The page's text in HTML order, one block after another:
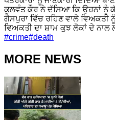
ਕੁਲਵੰਤ ਕੌਰ ਨੇ ਦੱਸਿਆ ਕਿ ਉਹਨਾਂ ਨੂੰ
ਗੈਸਪੁਰਾ ਵਿੱਚ ਰਹਿਣ ਵਾਲੇ ਵਿਅਕਤੀ
ਵਿਅਕਤੀ ਦਾ ਸ਼ਾਮ ਕੁਝ ਲੋਕਾਂ ਦੇ
#crime#death
MORE NEWS